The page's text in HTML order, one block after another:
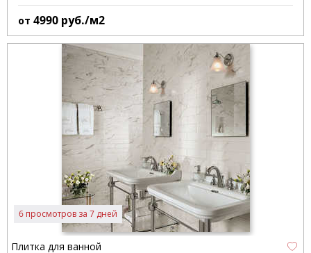
от 4990 руб./м2
6 просмотров за 7 дней
Плитка для ванной